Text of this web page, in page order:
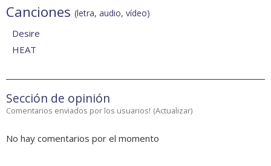
Canciones (letra, audio, vídeo)
Desire
HEAT
Sección de opinión
Comentarios enviados por los usuarios! (Actualizar)
No hay comentarios por el momento